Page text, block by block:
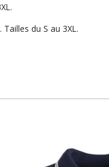
du S au 3XL.